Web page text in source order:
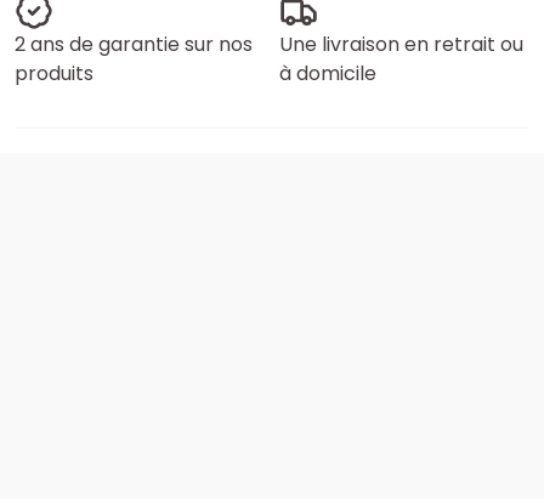
2 ans de garantie sur nos
produits
Une livraison en retrait ou
à domicile